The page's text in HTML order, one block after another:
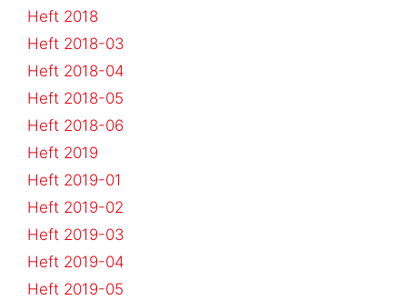
Heft 2018
Heft 2018-03
Heft 2018-04
Heft 2018-05
Heft 2018-06
Heft 2019
Heft 2019-01
Heft 2019-02
Heft 2019-03
Heft 2019-04
Heft 2019-05